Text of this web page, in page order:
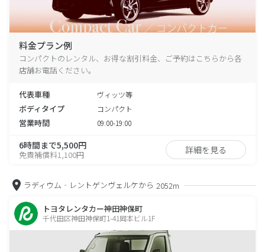
料金プラン例
コンパクトのレンタル、お得な割引料金、ご予約はこちらから各
店舗お電話ください。
代表車種 ヴィッツ等
ボディタイプ コンパクト
営業時間 09:00-19:00
6時間まで5,500円
免責補償料1,100円 詳細を見る
ラディウム‐レントゲンヴェルケから 2052m
トヨタレンタカー神田神保町
千代田区神田神保町1-41岡本ビル1F